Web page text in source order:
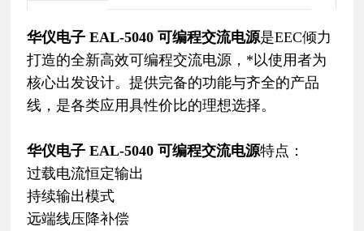
华仪电子 EAL-5040 可编程交流电源是EEC倾力
打造的全新高效可编程交流电源，*以使用者为
核心出发设计。提供完备的功能与齐全的产品
线，是各类应用具性价比的理想选择。
华仪电子 EAL-5040 可编程交流电源特点：
过载电流恒定输出
持续输出模式
远端线压降补偿